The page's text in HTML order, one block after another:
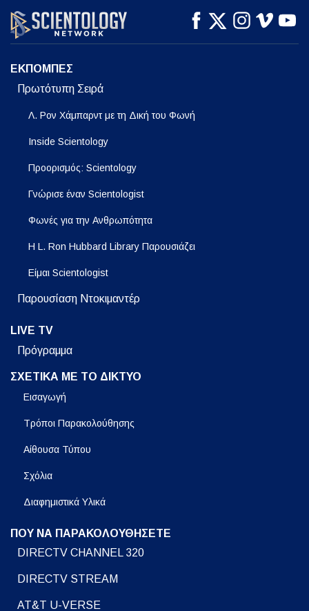
ΠΑΡΑΚΟΛΟΥΘΗΣΤΕ ΠΑΡΑΚΟΛΟΥΘΗΣΤΕ
ΕΞΕΡΕΥΝΗΣΤΕ ΤΗ
ΣΕΙΡΑ
ΕΚΠΟΜΠΕΣ
Πρωτότυπη Σειρά
Λ. Ρον Χάμπαρντ με τη Δική του Φωνή
Inside Scientology
Προορισμός: Scientology
Γνώρισε έναν Scientologist
Φωνές για την Ανθρωπότητα
Η L. Ron Hubbard Library Παρουσιάζει
Είμαι Scientologist
Παρουσίαση Ντοκιμαντέρ
LIVE TV
Πρόγραμμα
ΣΧΕΤΙΚΑ ΜΕ ΤΟ ΔΙΚΤΥΟ
Εισαγωγή
Τρόποι Παρακολούθησης
Αίθουσα Τύπου
Σχόλια
Διαφημιστικά Υλικά
ΠΟΥ ΝΑ ΠΑΡΑΚΟΛΟΥΘΗΣΕΤΕ
DIRECTV CHANNEL 320
DIRECTV STREAM
AT&T U-VERSE